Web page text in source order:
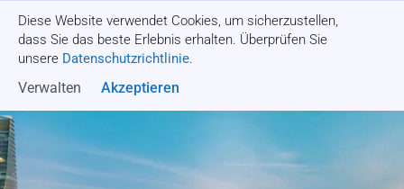
Diese Website verwendet Cookies, um sicherzustellen,
dass Sie das beste Erlebnis erhalten. Überprüfen Sie
unsere Datenschutzrichtlinie.
Verwalten Akzeptieren
Angebot einholen